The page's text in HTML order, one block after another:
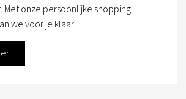
Met onze persoonlijke shopping
we voor je klaar.